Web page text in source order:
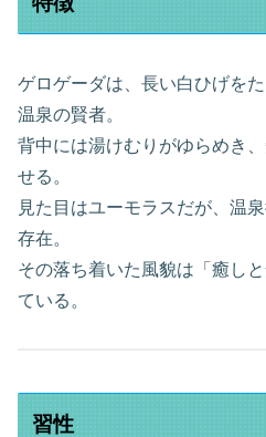
ゲロゲーダは、長い白ひげを
温泉の賢者。
背中には湯けむりがゆらめき
せる。
見た目はユーモラスだが、温
存在。
その落ち着いた風貌は「癒し
ている。
習性